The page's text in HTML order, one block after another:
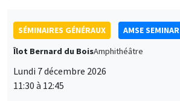
SÉMINAIRES GÉNÉRAUX
AMSE SEMINAR
Îlot Bernard du BoisAmphithéâtre
Lundi 7 décembre 2026
11:30 à 12:45